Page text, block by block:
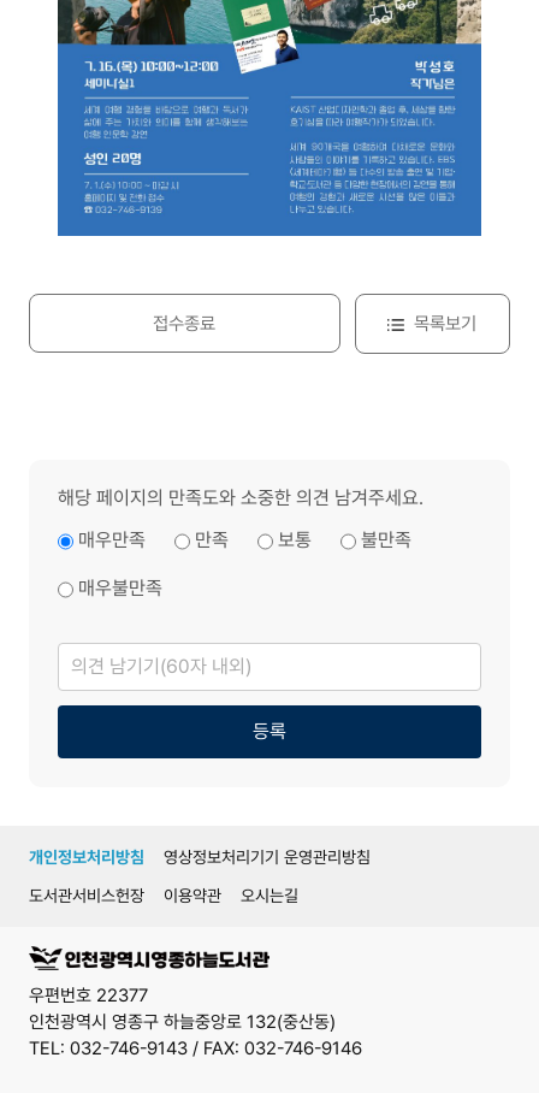
접수종료 목록보기
해당 페이지의 만족도와 소중한 의견 남겨주세요.
매우만족
만족 보통 불만족
매우불만족
의
견
남
기
등록
개인정보처리방침
영상정보처리기기 운영관리방침
도서관서비스헌장
이용약관 오시는길
우편번호 22377
인천광역시 영종구 하늘중앙로 132(중산동)
TEL: 032-746-9143 / FAX: 032-746-9146